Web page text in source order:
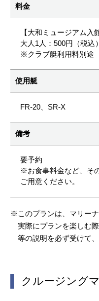
料金
【大和ミュージアム入
大人1人：500円（税込）
※クラブ艇利用料別途
使用艇
FR-20、SR-X
備考
要予約
※お食事料金など、そ
ご用意ください。
※このプランは、マリー
実際にプランを楽しむ
等の説明を必ず受けて
クルージング